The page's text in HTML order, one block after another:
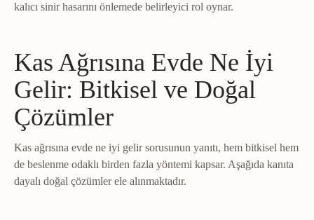
kalıcı sinir hasarını önlemede belirleyici rol oynar.
Kas Ağrısına Evde Ne İyi
Gelir: Bitkisel ve Doğal
Çözümler
Kas ağrısına evde ne iyi gelir sorusunun yanıtı, hem bitkisel hem
de beslenme odaklı birden fazla yöntemi kapsar. Aşağıda kanıta
dayalı doğal çözümler ele alınmaktadır.